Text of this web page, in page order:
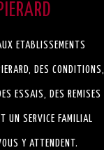
ETABLISSEMENTS
DES CONDITIONS,
ESSAIS, DES REMISES
UN SERVICE FAMILIAL
Y ATTENDENT.